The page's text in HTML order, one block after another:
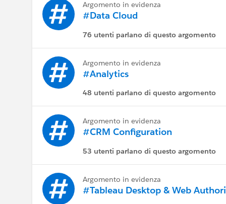
Argomento in evidenza
#Data Cloud
76 utenti parlano di questo argomento
Argomento in evidenza
#Analytics
48 utenti parlano di questo argomento
Argomento in evidenza
#CRM Configuration
53 utenti parlano di questo argomento
Argomento in evidenza
#Tableau Desktop & Web